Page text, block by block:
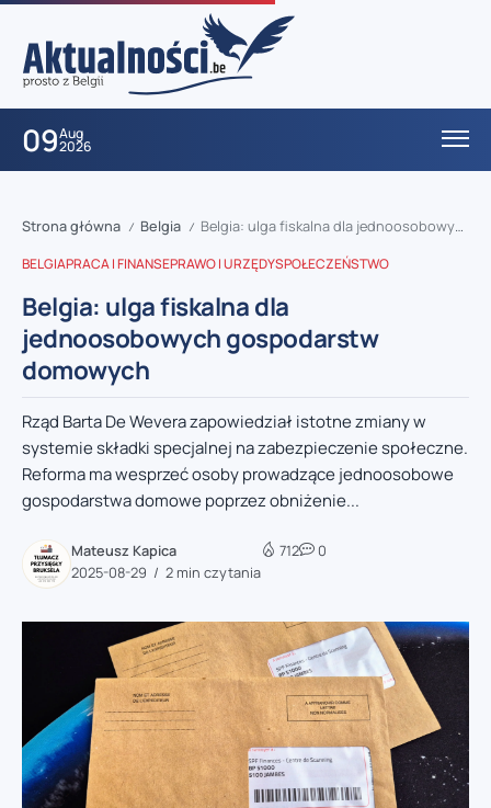
09Aug
2026
Strona główna / Belgia / Belgia: ulga fiskalna dla jednoosobowych gospodarstw domowych
BELGIAPRACA I FINANSEPRAWO I URZĘDYSPOŁECZEŃSTWO
Belgia: ulga fiskalna dla
jednoosobowych gospodarstw
domowych
Rząd Barta De Wevera zapowiedział istotne zmiany w
systemie składki specjalnej na zabezpieczenie społeczne.
Reforma ma wesprzeć osoby prowadzące jednoosobowe
gospodarstwa domowe poprzez obniżenie...
Mateusz Kapica
2025-08-29
2 min czytania
712 0